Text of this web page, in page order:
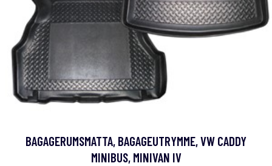
BAGAGERUMSMATTA, BAGAGEUTRYMME, VW CADDY
MINIBUS, MINIVAN IV